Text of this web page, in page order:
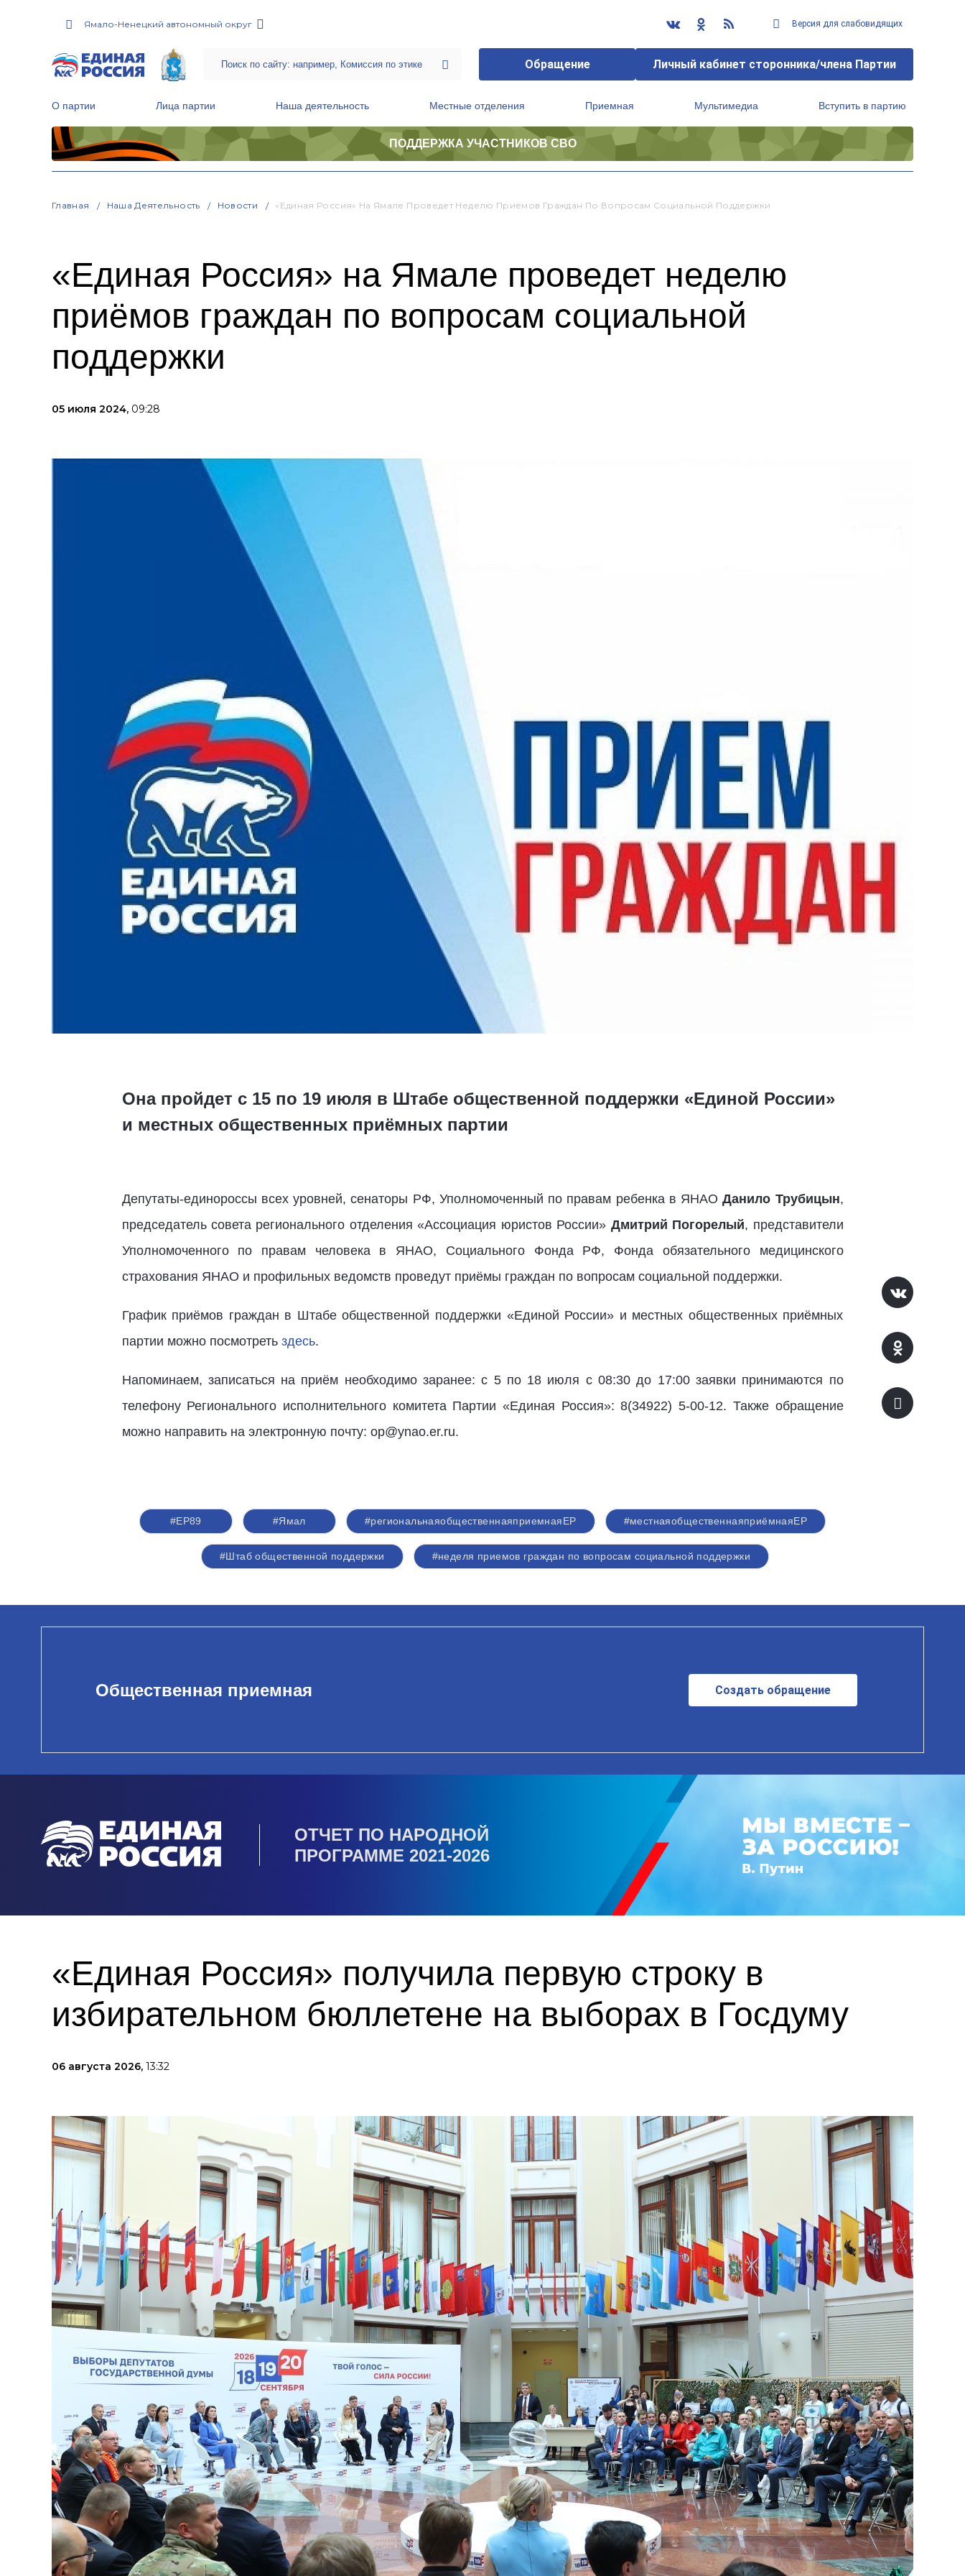
Ямало-Ненецкий автономный округ Версия для слабовидящих
Обращение Личный кабинет сторонника/члена Партии
О партии Лица партии Наша деятельность Местные отделения Приемная Мультимедиа Вступить в партию
ПОДДЕРЖКА УЧАСТНИКОВ СВО
Главная Наша Деятельность Новости «Единая Россия» На Ямале Проведет Неделю Приёмов Граждан По Вопросам Социальной Поддержки
«Единая Россия» на Ямале проведет неделю
приёмов граждан по вопросам социальной
поддержки
05 июля 2024, 09:28
Она пройдет с 15 по 19 июля в Штабе общественной поддержки «Единой России»
и местных общественных приёмных партии
Депутаты-единороссы всех уровней, сенаторы РФ, Уполномоченный по правам ребенка в ЯНАОДанило Трубицын,
председатель совета регионального отделения «Ассоциация юристов России» Дмитрий Погорелый, представители
Уполномоченного по правам человека в ЯНАО, Социального Фонда РФ, Фонда обязательного медицинского
страхования ЯНАО и профильных ведомств проведут приёмы граждан по вопросам социальной поддержки.
График приёмов граждан в Штабе общественной поддержки «Единой России» и местных общественных приёмных
партии можно посмотреть здесь.
Напоминаем, записаться на приём необходимо заранее: с 5 по 18 июля с 08:30 до 17:00 заявки принимаются по
телефону Регионального исполнительного комитета Партии «Единая Россия»: 8(34922) 5-00-12. Также обращение
можно направить на электронную почту: op@ynao.er.ru.
#ЕР89 #Ямал #региональнаяобщественнаяприемнаяЕР #местнаяобщественнаяприёмнаяЕР
#Штаб общественной поддержки #неделя приемов граждан по вопросам социальной поддержки
Общественная приемная Создать обращение
ОТЧЕТ ПО НАРОДНОЙ
ПРОГРАММЕ 2021-2026
«Единая Россия» получила первую строку в
избирательном бюллетене на выборах в Госдуму
06 августа 2026, 13:32